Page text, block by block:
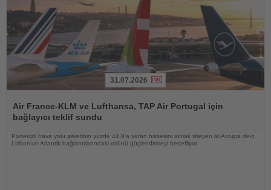
Oku
31.07.2026
Air France-KLM ve Lufthansa, TAP Air Portugal için
bağlayıcı teklif sundu
Portekizli hava yolu şirketinin yüzde 44,9’a varan hissesini almak isteyen iki Avrupa devi,
Lizbon’un Atlantik bağlantılarındaki rolünü güçlendirmeyi hedefliyor